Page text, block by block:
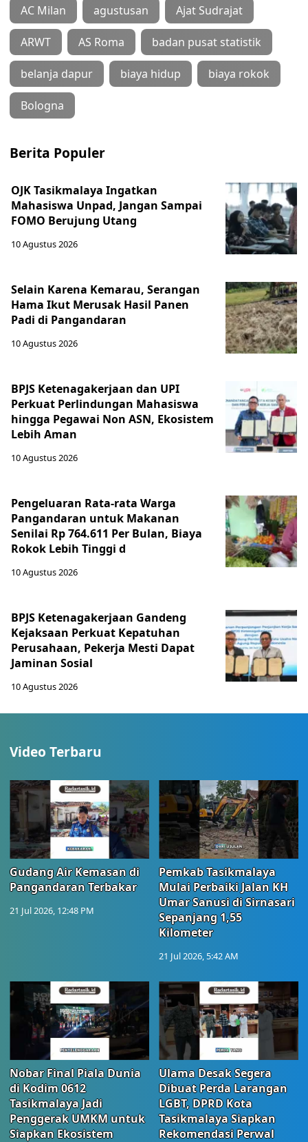
AC Milan agustusan Ajat Sudrajat
ARWT AS Roma badan pusat statistik
belanja dapur biaya hidup biaya rokok
Bologna
Berita Populer
OJK Tasikmalaya Ingatkan
Mahasiswa Unpad, Jangan Sampai
FOMO Berujung Utang
10 Agustus 2026
Selain Karena Kemarau, Serangan
Hama Ikut Merusak Hasil Panen
Padi di Pangandaran
10 Agustus 2026
BPJS Ketenagakerjaan dan UPI
Perkuat Perlindungan Mahasiswa
hingga Pegawai Non ASN, Ekosistem
Lebih Aman
10 Agustus 2026
Pengeluaran Rata-rata Warga
Pangandaran untuk Makanan
Senilai Rp 764.611 Per Bulan, Biaya
Rokok Lebih Tinggi d
10 Agustus 2026
BPJS Ketenagakerjaan Gandeng
Kejaksaan Perkuat Kepatuhan
Perusahaan, Pekerja Mesti Dapat
Jaminan Sosial
10 Agustus 2026
Video Terbaru
Gudang Air Kemasan di
Pangandaran Terbakar
21 Jul 2026, 12:48 PM
Pemkab Tasikmalaya
Mulai Perbaiki Jalan KH
Umar Sanusi di Sirnasari
Sepanjang 1,55
Kilometer
21 Jul 2026, 5:42 AM
Nobar Final Piala Dunia
di Kodim 0612
Tasikmalaya Jadi
Penggerak UMKM untuk
Siapkan Ekosistem
Ulama Desak Segera
Dibuat Perda Larangan
LGBT, DPRD Kota
Tasikmalaya Siapkan
Rekomendasi Perwal